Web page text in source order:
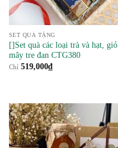
SET QUÀ TẶNG
[]Set quà các loại trà và hạt, giỏ
mây tre đan CTG380
Chỉ 519,000₫